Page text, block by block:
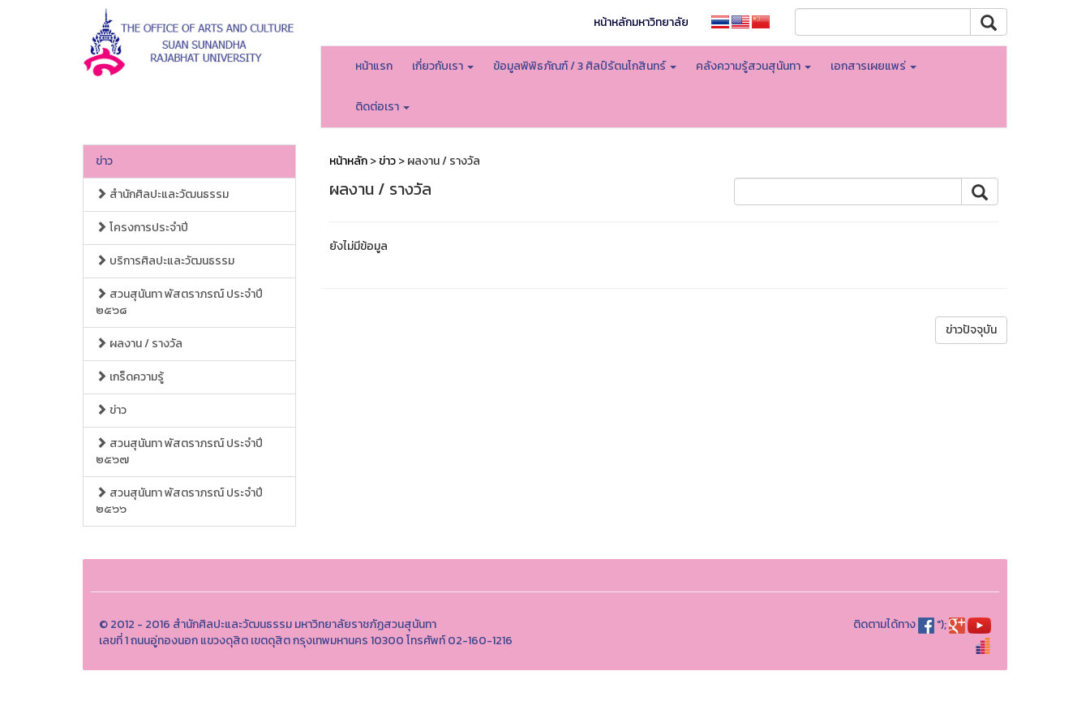
หน้าหลักมหาวิทยาลัย
หน้าแรก เกี่ยวกับเรา ข้อมูลพิพิธภัณฑ์ / 3 ศิลป์รัตนโกสินทร์ คลังความรู้สวนสุนันทา เอกสารเผยแพร่
ติดต่อเรา
ข่าว
สำนักศิลปะและวัฒนธรรม
โครงการประจำปี
บริการศิลปะและวัฒนธรรม
สวนสุนันทา พัสตราภรณ์ ประจำปี
๒๕๖๘
ผลงาน / รางวัล
เกร็ดความรู้
ข่าว
สวนสุนันทา พัสตราภรณ์ ประจำปี
๒๕๖๗
สวนสุนันทา พัสตราภรณ์ ประจำปี
๒๕๖๖
หน้าหลัก>ข่าว> ผลงาน / รางวัล
ผลงาน / รางวัล
ยังไม่มีข้อมูล
ข่าวปัจจุบัน
© 2012 - 2016 สำนักศิลปะและวัฒนธรรม มหาวิทยาลัยราชภัฏสวนสุนันทา
เลขที่ 1 ถนนอู่ทองนอก แขวงดุสิต เขตดุสิต กรุงเทพมหานคร 10300 โทรศัพท์ 02-160-1216
ติดตามได้ทาง ");